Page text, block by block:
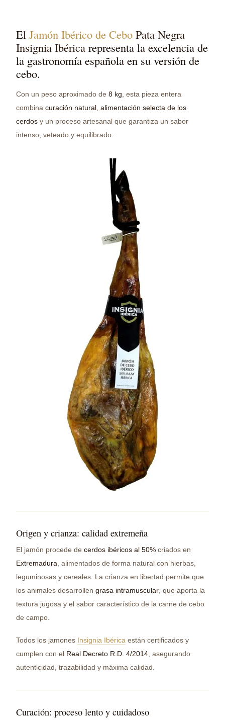
El Jamón Ibérico de Cebo Pata Negra
Insignia Ibéricarepresenta la excelencia de
la gastronomía española en su versión de
cebo.
Con un peso aproximado de 8 kg , esta pieza entera
combina curación natural alimentación selecta de los
cerdos y un proceso artesanal que garantiza un sabor
intenso, veteado y equilibrado.
Origen y crianza: calidad extremeña
El jamón procede de cerdos ibéricos al 50% criados en
Extremadura, alimentados de forma natural con hierbas,
leguminosas y cereales. La crianza en libertad permite que
los animales desarrollen grasa intramuscular, que aporta la
textura jugosa y el sabor característico de la carne de cebo
de campo.
Todos los jamones Insignia Ibérica están certificados y
cumplen con el Real Decreto R.D. 4/2014 , asegurando
autenticidad, trazabilidad y máxima calidad.
Curación: proceso lento y cuidadoso